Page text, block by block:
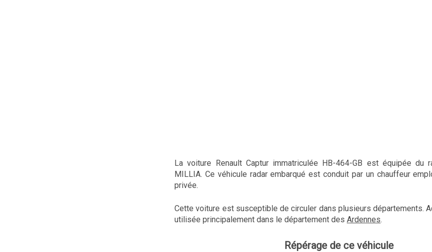
La voiture Renault Captur immatriculée HB-464-GB est équipée du
MILLIA. Ce véhicule radar embarqué est conduit par un chauffeur
privée.
Cette voiture est susceptible de circuler dans plusieurs départements.
utilisée principalement dans le département des Ardennes.
Répérage de ce véhicule